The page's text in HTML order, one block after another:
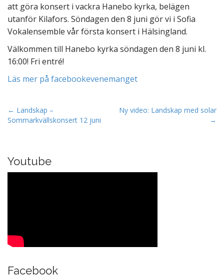
att göra konsert i vackra Hanebo kyrka, belägen
utanför Kilafors. Söndagen den 8 juni gör vi i Sofia
Vokalensemble vår första konsert i Hälsingland.
Välkommen till Hanebo kyrka söndagen den 8 juni kl.
16:00! Fri entré!
Läs mer på facebookevenemanget
P
o
n
a
t
o
← Landskap –
Sommarkvällskonsert 12 juni
Ny video: Landskap med solar
→
Youtube
Facebook